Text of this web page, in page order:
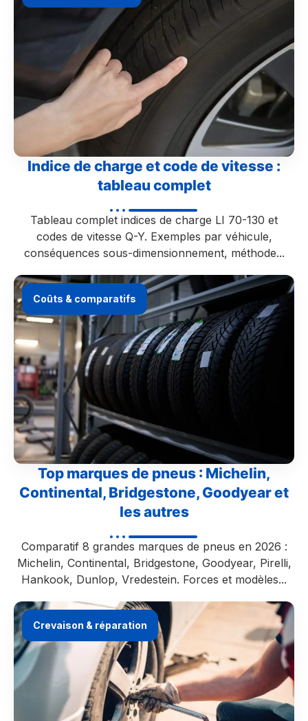
Indice de charge et code de vitesse :
tableau complet
Tableau complet indices de charge LI 70-130 et
codes de vitesse Q-Y. Exemples par véhicule,
conséquences sous-dimensionnement, méthode...
Coûts & comparatifs
Top marques de pneus : Michelin,
Continental, Bridgestone, Goodyear et
les autres
Comparatif 8 grandes marques de pneus en 2026 :
Michelin, Continental, Bridgestone, Goodyear, Pirelli,
Hankook, Dunlop, Vredestein. Forces et modèles...
Crevaison & réparation